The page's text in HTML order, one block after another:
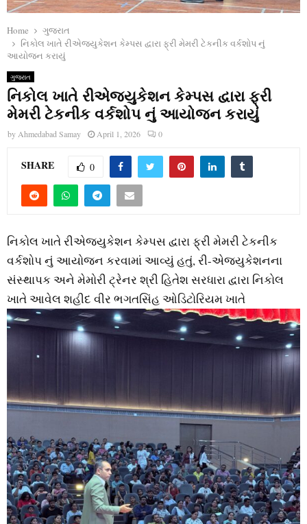
Home
ગુજરાત
નિકોલ ખાતે રીએજ્યુકેશન કેમ્પસ દ્વારા ફ્રી મેમરી ટેકનીક વર્કશોપ નું
આયોજન કરાયું
ગુજરાત
નિકોલ ખાતે રીએજ્યુકેશન કેમ્પસ દ્વારા ફ્રી
મેમરી ટેકનીક વર્કશોપ નું આયોજન કરાયું
by Ahmedabad Samay April 1, 2026 0
SHARE 0
નિકોલ ખાતે રીએજ્યુકેશન કેમ્પસ દ્વારા ફ્રી મેમરી ટેકનીક
વર્કશોપ નું આયોજન કરવામાં આવ્યું હતું, રી-એજ્યુકેશનના
સંસ્થાપક અને મેમોરી ટ્રેનર શ્રી હિતેશ સરધારા દ્વારા નિકોલ
ખાતે આવેલ શહીદ વીર ભગતસિંહ ઓડિટોરિયમ ખાતે